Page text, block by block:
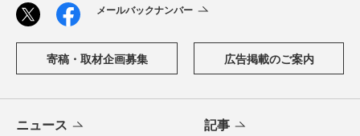
メールバックナンバー
寄稿・取材企画募集 広告掲載のご案内
ニュース 記事